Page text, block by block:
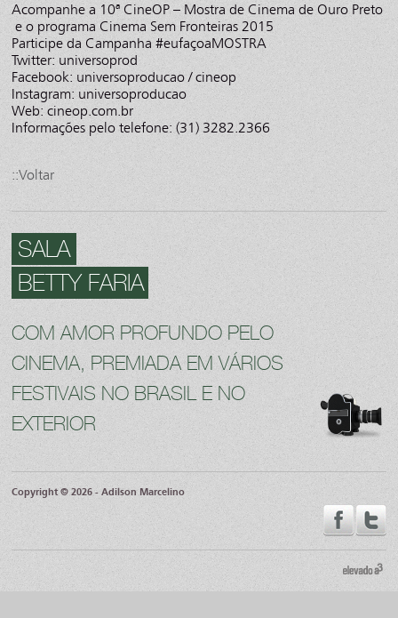
Acompanhe a 10ª CineOP – Mostra de Cinema de Ouro Preto
e o programa Cinema Sem Fronteiras 2015
Participe da Campanha #eufaçoaMOSTRA
Twitter: universoprod
Facebook: universoproducao / cineop
Instagram: universoproducao
Web: cineop.com.br
Informações pelo telefone: (31) 3282.2366
::Voltar
SALA
BETTY FARIA
COM AMOR PROFUNDO PELO
CINEMA, PREMIADA EM VÁRIOS
FESTIVAIS NO BRASIL E NO
EXTERIOR
Copyright © 2026 - Adilson Marcelino